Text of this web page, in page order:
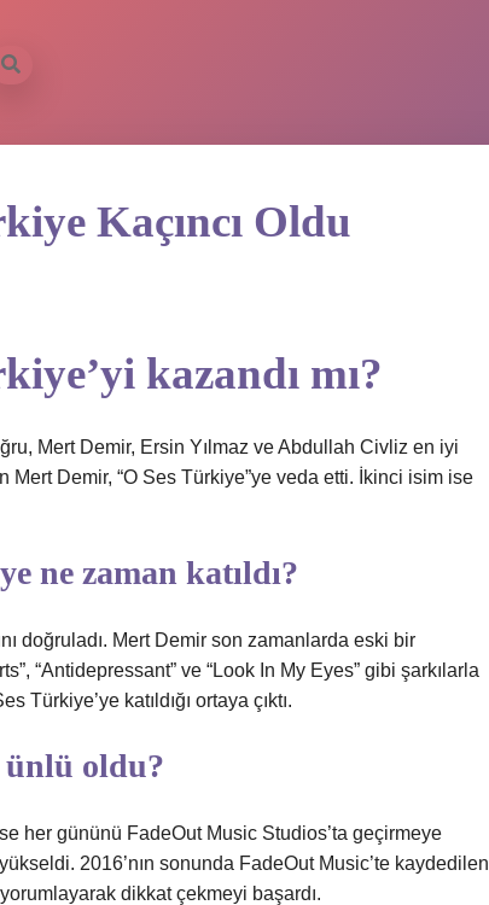
Kaçıncı Oldu
kazandı mı?
Mert Demir, Ersin Yılmaz ve Abdullah Civliz en iyi
Mert Demir, “O Ses Türkiye”ye veda etti. İkinci isim ise
ne zaman katıldı?
doğruladı. Mert Demir son zamanlarda eski bir
“Antidepressant” ve “Look In My Eyes” gibi şarkılarla
Türkiye’ye katıldığı ortaya çıktı.
ünlü oldu?
her gününü FadeOut Music Studios’ta geçirmeye
2016’nın sonunda FadeOut Music’te kaydedilen
yorumlayarak dikkat çekmeyi başardı.